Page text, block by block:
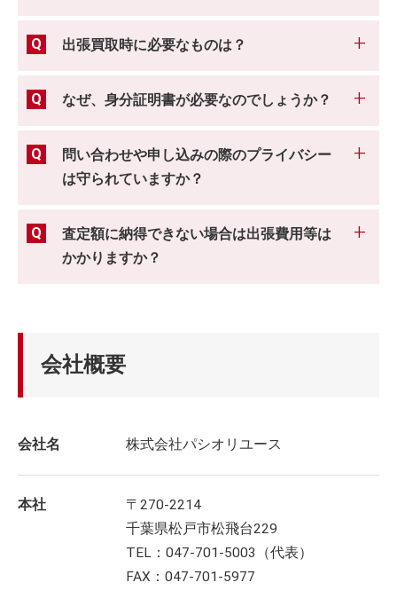
出張買取時に必要なものは？
なぜ、身分証明書が必要なのでしょうか？
問い合わせや申し込みの際のプライバシー
は守られていますか？
査定額に納得できない場合は出張費用等は
かかりますか？
会社概要
会社名 株式会社パシオリユース
本社
〒270-2214
千葉県松戸市松飛台229
TEL：047-701-5003（代表）
FAX：047-701-5977